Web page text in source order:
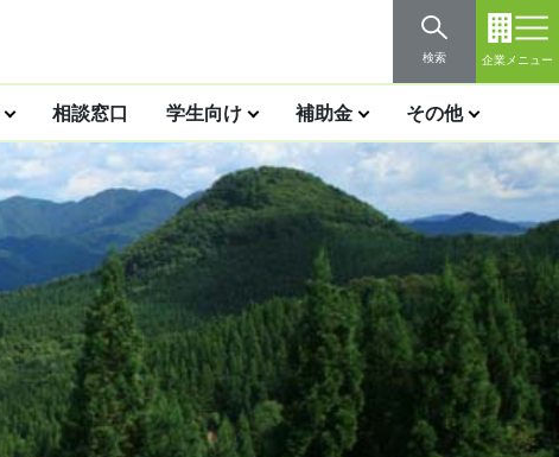
検索 企業メニュー
相談窓口 学生向け 補助金 その他